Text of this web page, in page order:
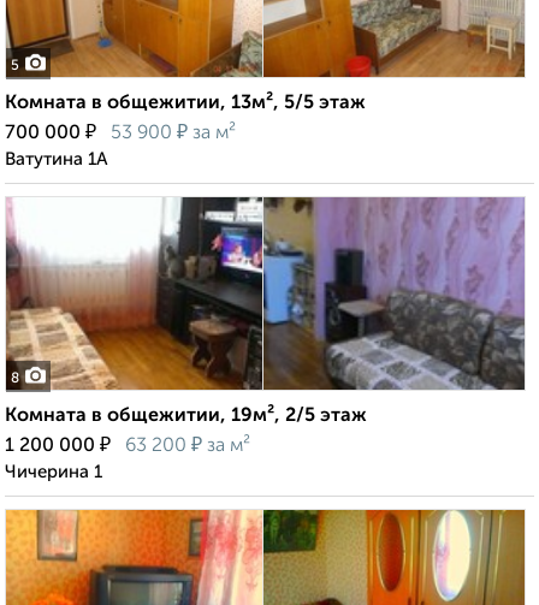
5
Комната в общежитии, 13м², 5/5 этаж
700 000 ₽ 53 900 ₽ за м²
Ватутина 1А
8
Комната в общежитии, 19м², 2/5 этаж
1 200 000 ₽ 63 200 ₽ за м²
Чичерина 1